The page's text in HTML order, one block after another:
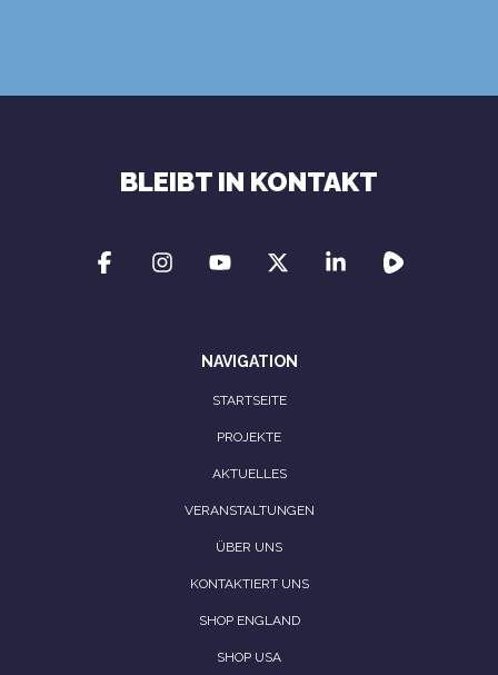
BLEIBT IN KONTAKT
NAVIGATION
STARTSEITE
PROJEKTE
AKTUELLES
VERANSTALTUNGEN
ÜBER UNS
KONTAKTIERT UNS
SHOP ENGLAND
SHOP USA